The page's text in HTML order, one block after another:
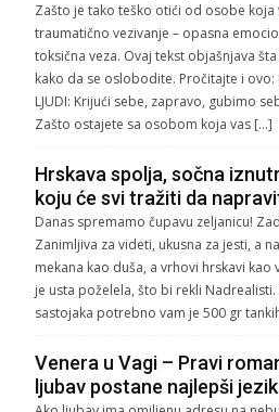
Zašto je tako teško otići od osobe koja
traumatično vezivanje – opasna
toksična veza. Ovaj tekst objašnjava
kako da se oslobodite. Pročitajte i ovo:
LJUDI: Krijući sebe, zapravo, gubimo
Zašto ostajete sa osobom koja vas […]
Hrskava spolja, sočna
koju će svi tražiti da
Danas spremamo čupavu zeljanicu!
Zanimljiva za videti, ukusna za jesti, a
mekana kao duša, a vrhovi hrskavi kao
je usta poželela, što bi rekli
sastojaka potrebno vam je 500 gr
Venera u Vagi – Pravi
ljubav postane najlepši